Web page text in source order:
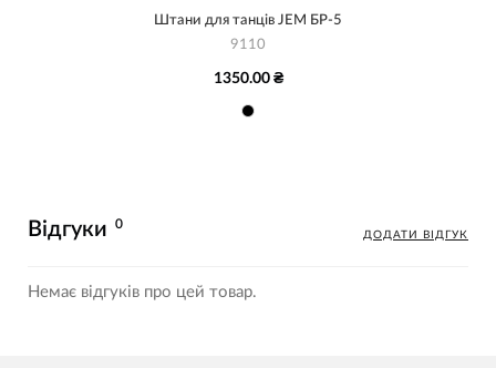
Штани для танців JEM БР-5
9110
1350.00 ₴
Відгуки 0
ДОДАТИ ВІДГУК
Немає відгуків про цей товар.